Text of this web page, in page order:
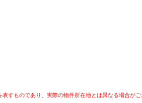
すものであり、実際の物件所在地とは異なる場合がご